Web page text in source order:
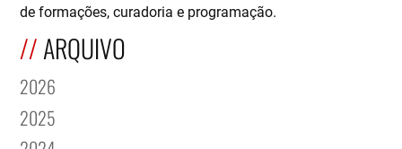
de formações, curadoria e programação.
ARQUIVO
2026
2025